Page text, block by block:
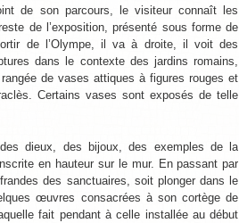
de son parcours, le visiteur connaît les
de l’exposition, présenté sous forme de
de l’Olympe, il va à droite, il voit des
dans le contexte des jardins romains,
de vases attiques à figures rouges et
Certains vases sont exposés de telle
dieux, des bijoux, des exemples de la
en hauteur sur le mur. En passant par
des sanctuaires, soit plonger dans le
œuvres consacrées à son cortège de
fait pendant à celle installée au début